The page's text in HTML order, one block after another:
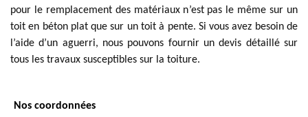
pour le remplacement des matériaux n’est pas le même sur un
toit en béton plat que sur un toit à pente. Si vous avez besoin de
l’aide d’un aguerri, nous pouvons fournir un devis détaillé sur
tous les travaux susceptibles sur la toiture.
Nos coordonnées